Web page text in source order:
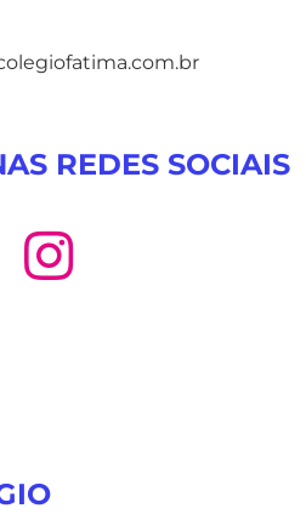
REDES SOCIAIS